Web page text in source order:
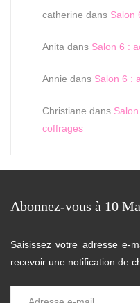
catherine dans Salon
Anita dans Salon 6 :
Annie dans Salon 6 :
Christiane dans
coffrages
Abonnez-vous à 10
Saisissez votre adresse e-
recevoir une notification de